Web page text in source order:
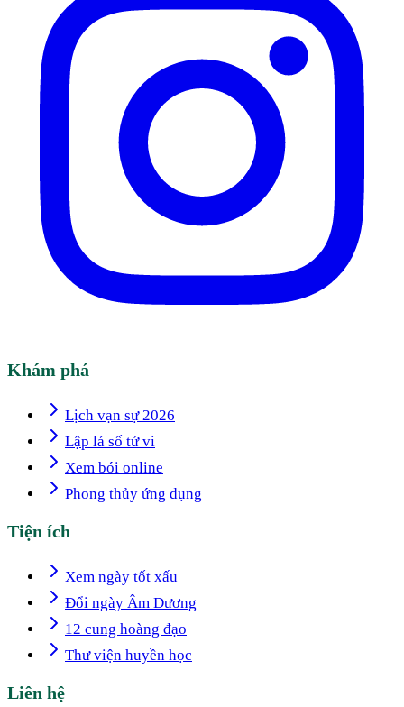
Khám phá
Lịch vạn sự 2026
Lập lá số tử vi
Xem bói online
Phong thủy ứng dụng
Tiện ích
Xem ngày tốt xấu
Đổi ngày Âm Dương
12 cung hoàng đạo
Thư viện huyền học
Liên hệ